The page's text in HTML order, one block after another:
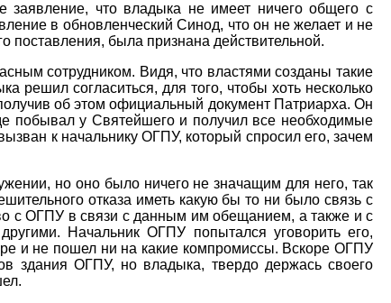
что владыка не имеет ничего общего с
в обновленческий Синод, что он не желает и не
поставления, была признана действительной.
сотрудником. Видя, что властями созданы такие
решил согласиться, для того, чтобы хоть несколько
об этом официальный документ Патриарха. Он
побывал у Святейшего и получил все необходимые
к начальнику ОГПУ, который спросил его, зачем
но оно было ничего не значащим для него, так
отказа иметь какую бы то ни было связь с
с ОГПУ в связи с данным им обещанием, а также и с
Начальник ОГПУ попытался уговорить его,
и не пошел ни на какие компромиссы. Вскоре ОГПУ
здания ОГПУ, но владыка, твердо держась своего